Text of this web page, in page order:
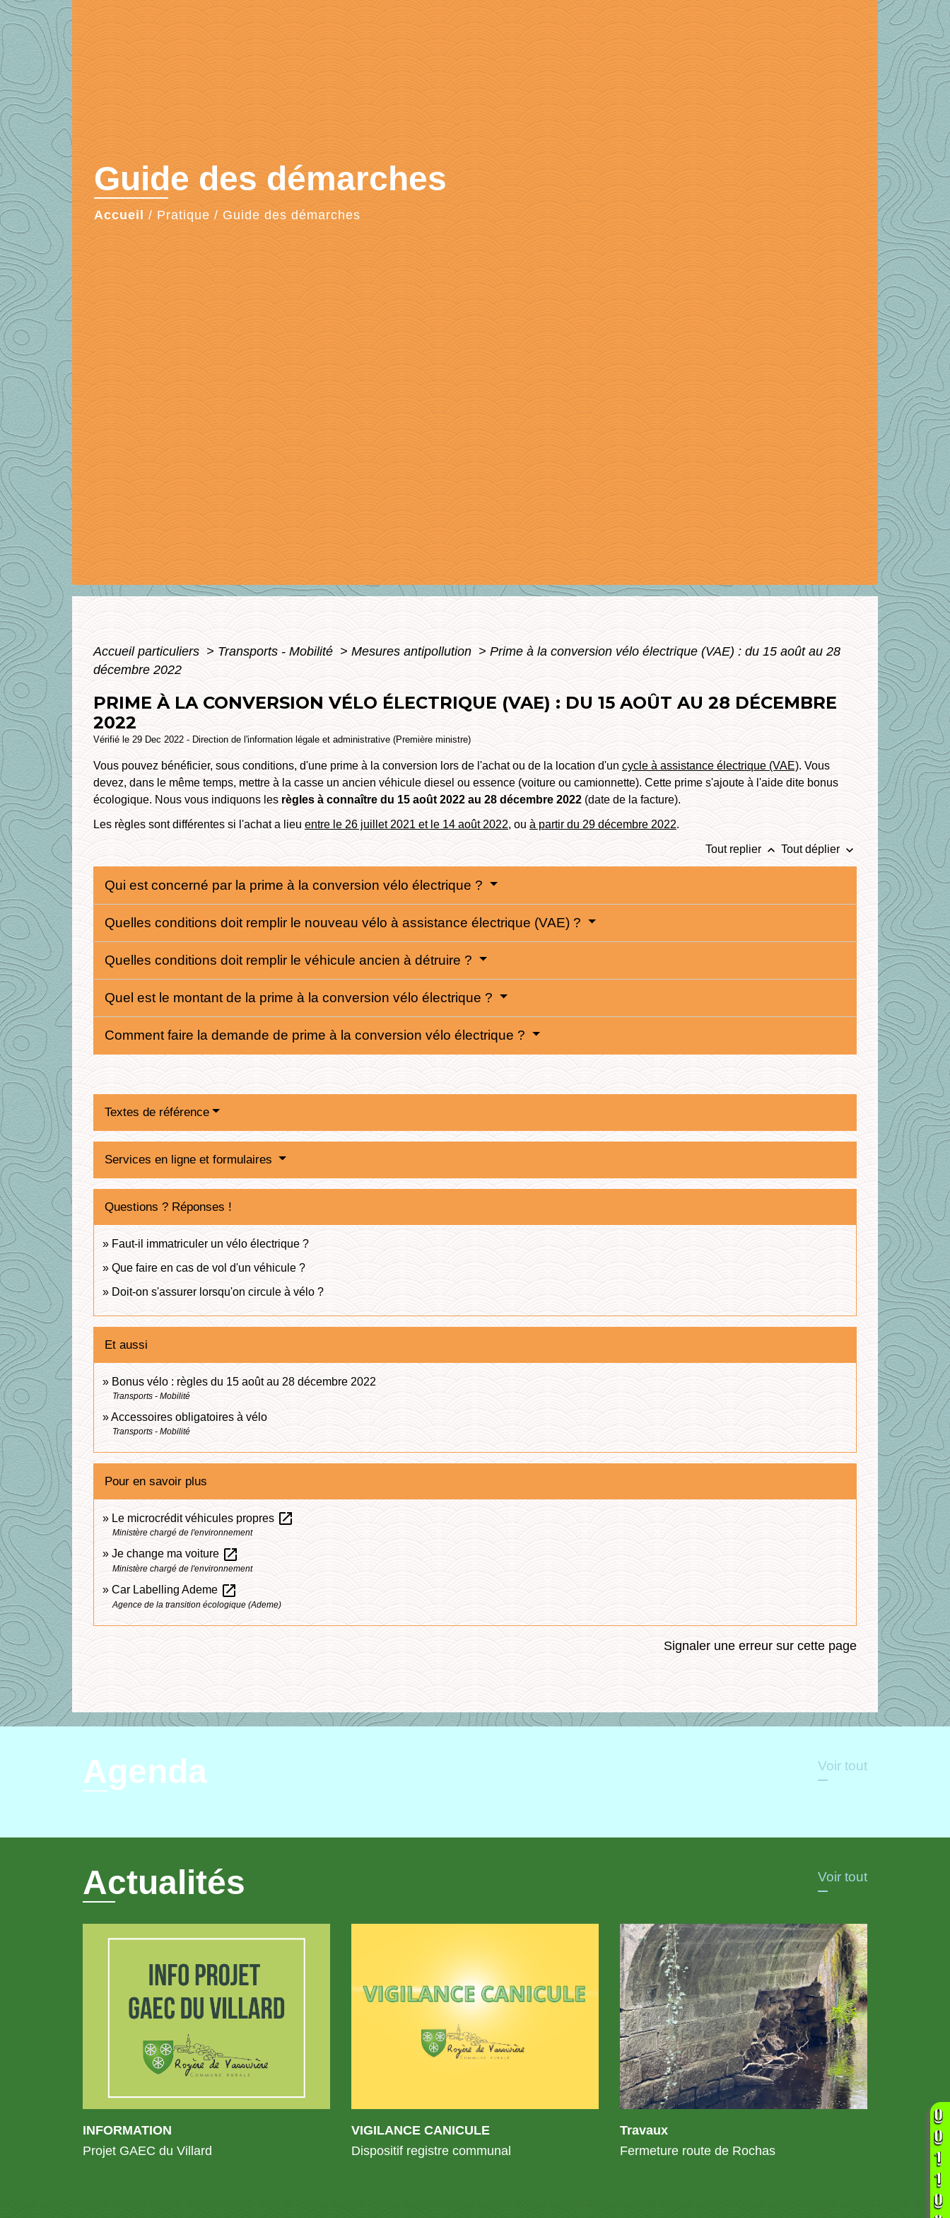
Guide des démarches
Accueil / Pratique / Guide des démarches
Accueil particuliers > Transports - Mobilité > Mesures antipollution > Prime à la conversion vélo électrique (VAE) : du 15 août au 28
décembre 2022
PRIME À LA CONVERSION VÉLO ÉLECTRIQUE (VAE) : DU 15 AOÛT AU 28 DÉCEMBRE
2022
Vérifié le 29 Dec 2022 - Direction de l'information légale et administrative (Première ministre)
Vous pouvez bénéficier, sous conditions, d'une prime à la conversion lors de l'achat ou de la location d'un cycle à assistance électrique (VAE). Vous
devez, dans le même temps, mettre à la casse un ancien véhicule diesel ou essence (voiture ou camionnette). Cette prime s'ajoute à l'aide dite bonus
écologique. Nous vous indiquons les règles à connaître du 15 août 2022 au 28 décembre 2022 (date de la facture).
Les règles sont différentes si l'achat a lieu entre le 26 juillet 2021 et le 14 août 2022, ou à partir du 29 décembre 2022.
Tout replier keyboard_arrow_up Tout déplier keyboard_arrow_down
Qui est concerné par la prime à la conversion vélo électrique ?
Quelles conditions doit remplir le nouveau vélo à assistance électrique (VAE) ?
Quelles conditions doit remplir le véhicule ancien à détruire ?
Quel est le montant de la prime à la conversion vélo électrique ?
Comment faire la demande de prime à la conversion vélo électrique ?
Textes de référence
Services en ligne et formulaires
Questions ? Réponses !
Faut-il immatriculer un vélo électrique ?
Que faire en cas de vol d'un véhicule ?
Doit-on s'assurer lorsqu'on circule à vélo ?
Et aussi
Bonus vélo : règles du 15 août au 28 décembre 2022
Transports - Mobilité
Accessoires obligatoires à vélo
Transports - Mobilité
Pour en savoir plus
Le microcrédit véhicules propres open_in_new
Ministère chargé de l'environnement
Je change ma voiture open_in_new
Ministère chargé de l'environnement
Car Labelling Ademe open_in_new
Agence de la transition écologique (Ademe)
Signaler une erreur sur cette page
Agenda Voir tout
Actualités Voir tout
INFORMATION
Projet GAEC du Villard
VIGILANCE CANICULE
Dispositif registre communal
Travaux
Fermeture route de Rochas